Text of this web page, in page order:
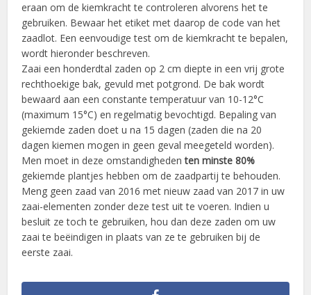
eraan om de kiemkracht te controleren alvorens het te
gebruiken. Bewaar het etiket met daarop de code van het
zaadlot. Een eenvoudige test om de kiemkracht te bepalen,
wordt hieronder beschreven.
Zaai een honderdtal zaden op 2 cm diepte in een vrij grote
rechthoekige bak, gevuld met potgrond. De bak wordt
bewaard aan een constante temperatuur van 10-12°C
(maximum 15°C) en regelmatig bevochtigd. Bepaling van
gekiemde zaden doet u na 15 dagen (zaden die na 20
dagen kiemen mogen in geen geval meegeteld worden).
Men moet in deze omstandighedenten minste 80%
gekiemde plantjes hebben om de zaadpartij te behouden.
Meng geen zaad van 2016 met nieuw zaad van 2017 in uw
zaai-elementen zonder deze test uit te voeren. Indien u
besluit ze toch te gebruiken, hou dan deze zaden om uw
zaai te beëindigen in plaats van ze te gebruiken bij de
eerste zaai.